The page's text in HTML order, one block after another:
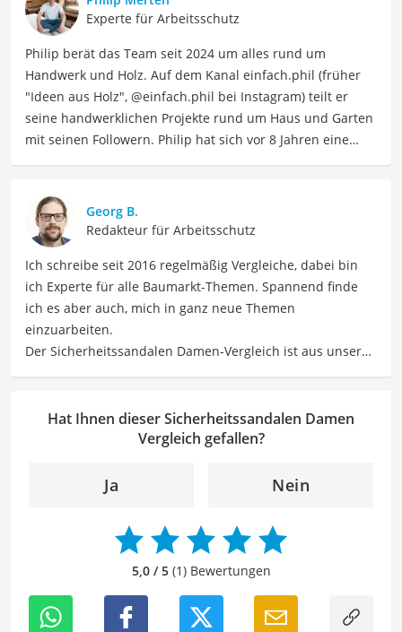
Experte für Arbeitsschutz
Philip berät das Team seit 2024 um alles rund um
Handwerk und Holz. Auf dem Kanal einfach.phil (früher
"Ideen aus Holz", @einfach.phil bei Instagram) teilt er
seine handwerklichen Projekte rund um Haus und Garten
mit seinen Followern. Philip hat sich vor 8 Jahren eine
individuelle Produkte aus Holz her. Außerdem setzt er
vom Fliesenlegen bis hin zu Pflaster- und Elektroarbeiten
viele verschiedene Projekte ums Haus um. Bisher hat er
u.a. eine Werkstatt, ein Mikrozementbad und eine
Terrasse mit Drainagemörtel umgebaut, Trockenbau und
Elektroarbeit umgesetzt sowie eigene Möbel gebaut und
gestaltet. Philip bringt sein technisches und
handwerkliches Verständnis zusammen und arbeitet sich
Sicht besonders empfehlenswert fürHandwerkerinnen
.
Georg B.
Redakteur für Arbeitsschutz
Ich schreibe seit 2016 regelmäßig Vergleiche, dabei bin
ich Experte für alle Baumarkt-Themen. Spannend finde
ich es aber auch, mich in ganz neue Themen
einzuarbeiten.
Der Sicherheitssandalen Damen-Vergleich ist aus unserer
Hat Ihnen dieser Sicherheitssandalen Damen
Vergleich gefallen?
Ja Nein
5,0 / 5(1) Bewertungen